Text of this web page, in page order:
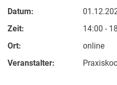
Datum:
Zeit:
14:00 -
Ort:
online
Veranstalter: